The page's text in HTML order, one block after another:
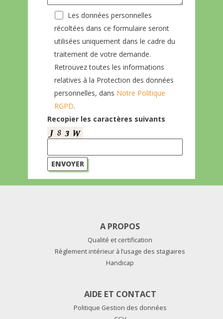
Les données personnelles
récoltées dans ce formulaire seront
utilisées uniquement dans le cadre du
traitement de votre demande.
Retrouvez toutes les informations
relatives à la Protection des données
personnelles, dans Notre Politique
RGPD.
Recopier les caractères suivants
A PROPOS
Qualité et certification
Règlement intérieur à l’usage des stagiaires
Handicap
AIDE ET CONTACT
Politique Gestion des données